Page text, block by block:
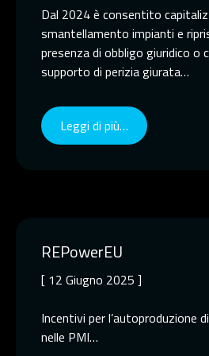
Dal 2024 è consentito
smantellamento impianti e
presenza di obbligo giuridico o
supporto di perizia giurata…
Leggi di più…
REPowerEU
[ 12 Giugno 2025 ]
Incentivi per l’autoproduzione
nelle PMI…